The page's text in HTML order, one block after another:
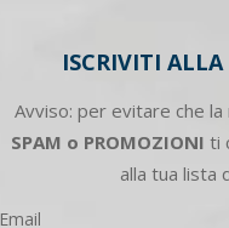
ISCRIVITI
Avviso: per evitare che la
SPAM o PROMOZIONI ti
alla tua lista
Email